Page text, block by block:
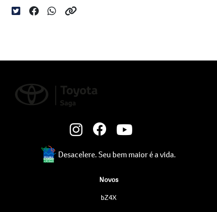
Desacelere. Seu bem maior é a vida.
Novos
bZ4X